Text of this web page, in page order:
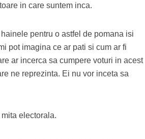
in care suntem inca.
pentru o astfel de pomana isi
pot imagina ce ar pati si cum ar fi
ar incerca sa cumpere voturi in acest
ne reprezinta. Ei nu vor inceta sa
electorala.